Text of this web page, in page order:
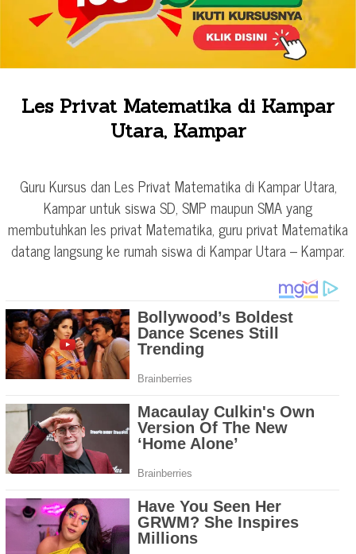
Les Privat Matematika di Kampar
Utara, Kampar
Guru Kursus dan Les Privat Matematika di Kampar Utara,
Kampar untuk siswa SD, SMP maupun SMA yang
membutuhkan les privat Matematika, guru privat Matematika
datang langsung ke rumah siswa di Kampar Utara – Kampar.